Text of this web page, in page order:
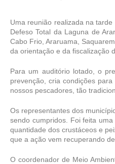
Uma reunião realizada na
Defeso Total da Laguna de
Cabo Frio, Araruama,
da orientação e da fiscalização
Para um auditório lotado, o
prevenção, cria condições
nossos pescadores, tão
Os representantes dos
sendo cumpridos. Foi feita
quantidade dos crustáceos e
que a ação vem recuperando
O coordenador de Meio